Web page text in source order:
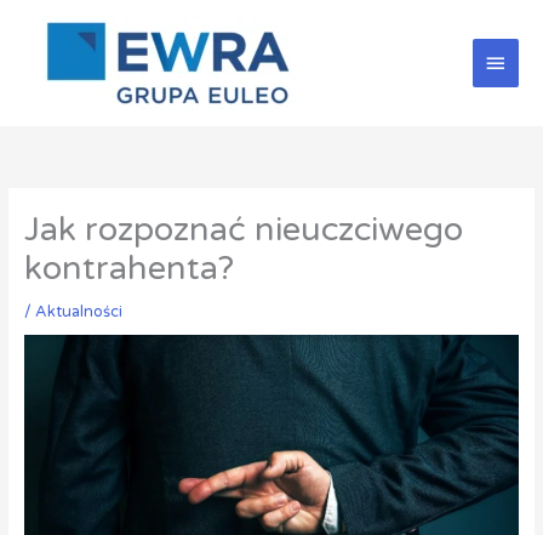
Jak rozpoznać nieuczciwego
kontrahenta?
/ Aktualności